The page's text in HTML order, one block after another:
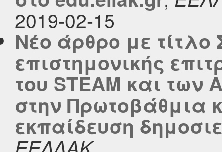
2019-02-15
Νέο άρθρο με τίτλο
επιστημονικής
του SΤEAM και των
στην Πρωτοβάθμια
εκπαίδευση